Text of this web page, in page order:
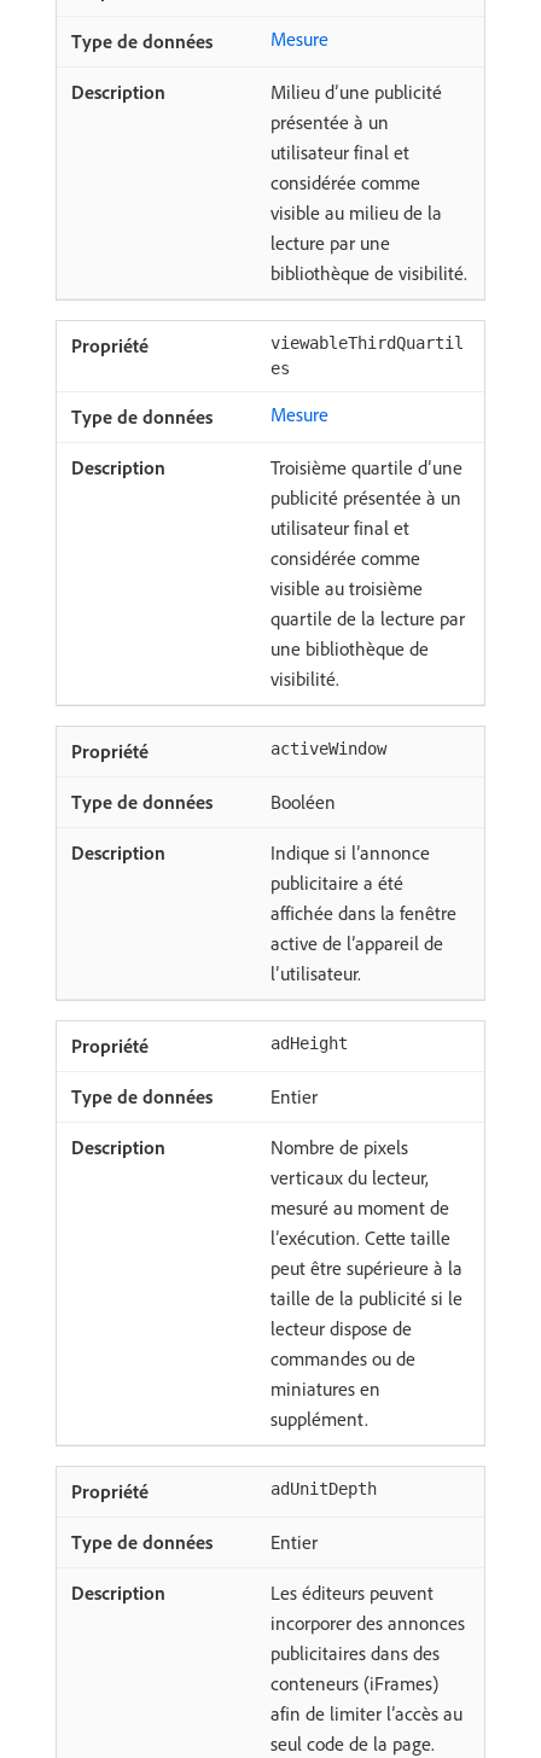
Mesure
Milieu d’une publicité
présentée à un
utilisateur final et
considérée comme
visible au milieu de la
lecture par une
bibliothèque de visibilité.
viewableThirdQuartil
es
Mesure
Troisième quartile d’une
publicité présentée à un
utilisateur final et
considérée comme
visible au troisième
quartile de la lecture par
une bibliothèque de
visibilité.
activeWindow
Booléen
Indique si l’annonce
publicitaire a été
affichée dans la fenêtre
active de l’appareil de
l’utilisateur.
adHeight
Entier
Nombre de pixels
verticaux du lecteur,
mesuré au moment de
l’exécution. Cette taille
peut être supérieure à la
taille de la publicité si le
lecteur dispose de
commandes ou de
miniatures en
supplément.
adUnitDepth
Entier
Les éditeurs peuvent
incorporer des annonces
publicitaires dans des
conteneurs (iFrames)
afin de limiter l’accès au
seul code de la page.